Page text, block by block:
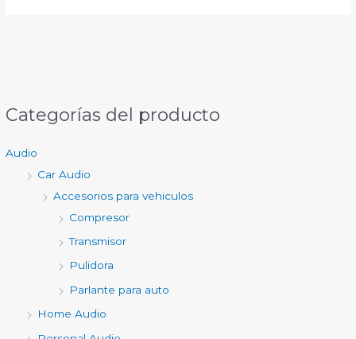
Categorías del producto
Audio
Car Audio
Accesorios para vehiculos
Compresor
Transmisor
Pulidora
Parlante para auto
Home Audio